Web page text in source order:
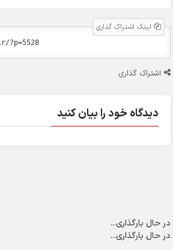
لینک اشتراک گذاری
اشتراک گذاری
دیدگاه خود را بیان کنید
در حال بارگذاری...
در حال بارگذاری...